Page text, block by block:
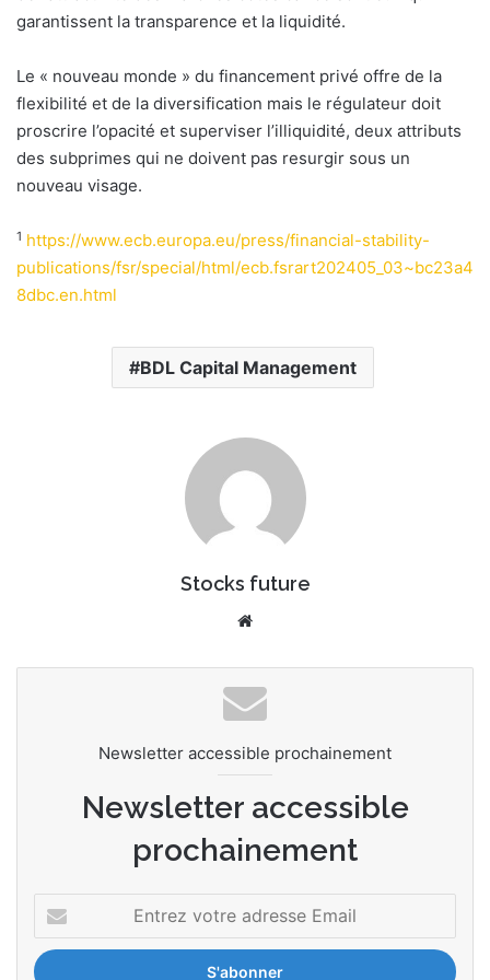
garantissent la transparence et la liquidité.
Le « nouveau monde » du financement privé offre de la
flexibilité et de la diversification mais le régulateur doit
proscrire l’opacité et superviser l’illiquidité, deux attributs
des subprimes qui ne doivent pas resurgir sous un
nouveau visage.
1 https://www.ecb.europa.eu/press/financial-stability-
publications/fsr/special/html/ecb.fsrart202405_03~bc23a4
8dbc.en.html
BDL Capital Management
Stocks future
Newsletter accessible prochainement
Newsletter accessible
prochainement
votre
adresse
Email